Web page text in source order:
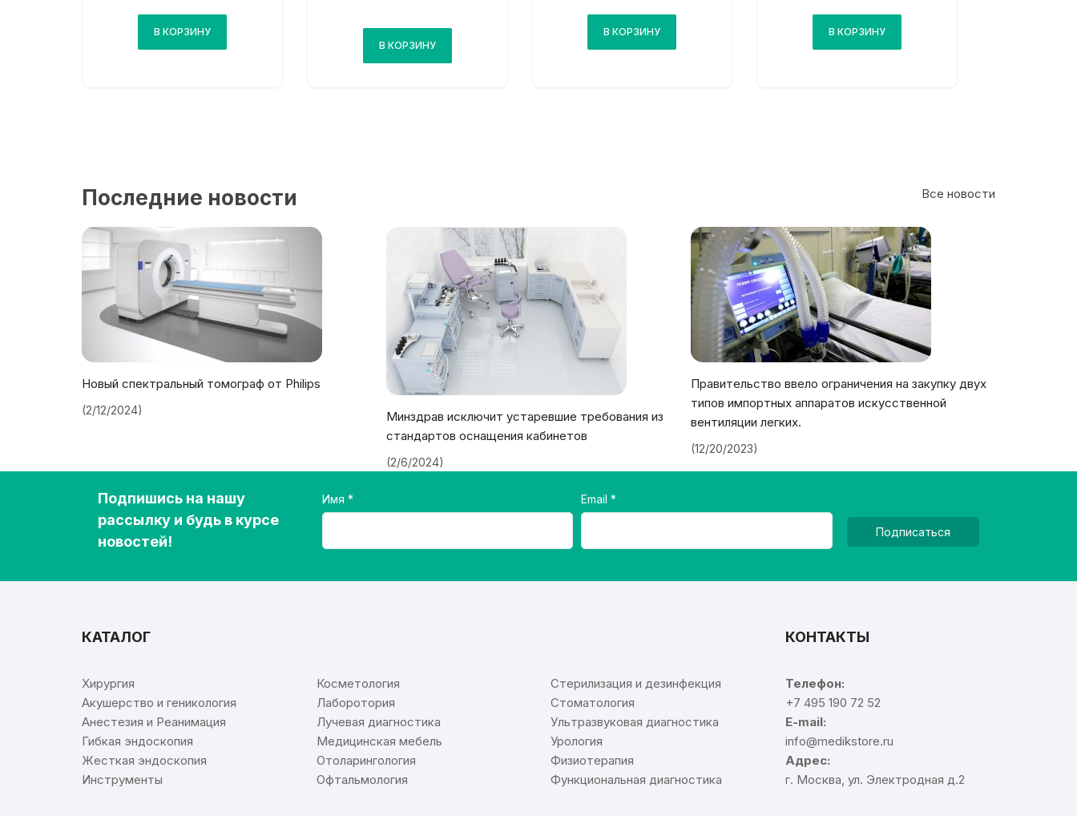
В КОРЗИНУ
В КОРЗИНУ
В КОРЗИНУ В КОРЗИНУ
Все новости
Последние новости
Новый спектральный томограф от Philips
(2/12/2024)
Минздрав исключит устаревшие требования из
стандартов оснащения кабинетов
(2/6/2024)
Правительство ввело ограничения на закупку двух
типов импортных аппаратов искусственной
вентиляции легких.
(12/20/2023)
Подпишись на нашу
рассылку и будь в курсе
новостей!
Имя Email
Подписаться
КАТАЛОГ
Хирургия
Акушерство и геникология
Анестезия и Реанимация
Гибкая эндоскопия
Жесткая эндоскопия
Инструменты
Косметология
Лаборотория
Лучевая диагностика
Медицинская мебель
Отоларингология
Офтальмология
Стерилизация и дезинфекция
Стоматология
Ультразвуковая диагностика
Урология
Физиотерапия
Функциональная диагностика
КОНТАКТЫ
Телефон:
+7 495 190 72 52
E-mail:
info@medikstore.ru
Адрес:
г. Москва, ул. Электродная д.2